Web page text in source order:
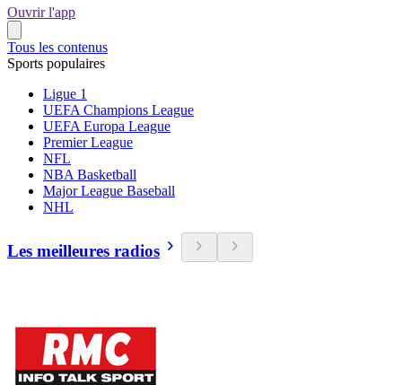
Ouvrir l'app
Tous les contenus
Sports populaires
Ligue 1
UEFA Champions League
UEFA Europa League
Premier League
NFL
NBA Basketball
Major League Baseball
NHL
Les meilleures radios